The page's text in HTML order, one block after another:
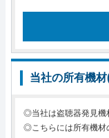
当社の所有機
◎当社は盗聴器発見機
◎こちらには所有機材